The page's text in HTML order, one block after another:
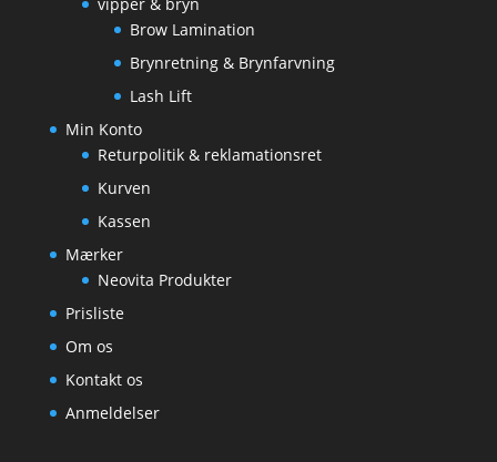
Brow Lamination
Brynretning & Brynfarvning
Lash Lift
Min Konto
Returpolitik & reklamationsret
Kurven
Kassen
Mærker
Neovita Produkter
Prisliste
Om os
Kontakt os
Anmeldelser